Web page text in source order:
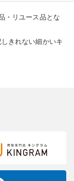
・リユース品とな
きれない細かいキ
掲載しています。
す。色調などご不
せください。